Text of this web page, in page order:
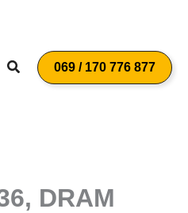
Suchen069 / 170 776 877
DRAM